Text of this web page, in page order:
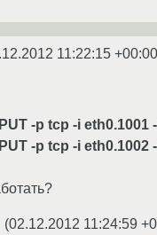
11:22:15 +00:00
-p tcp -i eth0.1001
-p tcp -i eth0.1002
(02.12.2012 11:24:59